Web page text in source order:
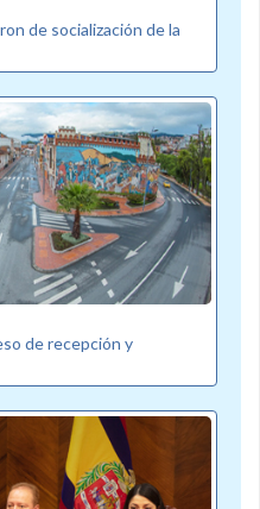
de socialización de la
de recepción y